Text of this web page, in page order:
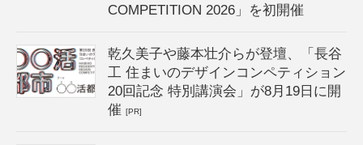
COMPETITION 2026」を初開催
乾久美子や藤本壮介らが登壇、「長谷
工 住まいのデザインコンペティション
20回記念 特別講演会」が8月19日に開
催[PR]